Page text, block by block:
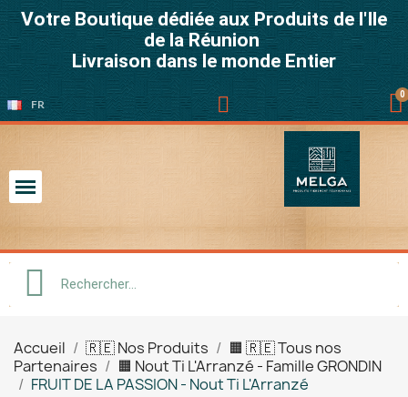
Votre Boutique dédiée aux Produits de l'Ile
de la Réunion
Livraison dans le monde Entier
FR
Accueil 🇷🇪 Nos Produits
🟧 🇷🇪 Tous nos
Partenaires
🟧 Nout Ti L'Arranzé - Famille GRONDIN
FRUIT DE LA PASSION - Nout Ti L'Arranzé